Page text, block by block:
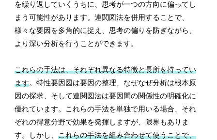
を繰り返していくうちに、思考が一つの方向に偏ってし
まう可能性があります。連関図法を併用することで、
様々な要因を多角的に捉え、思考の偏りを防ぎながら、
より深い分析を行うことができます。
これらの手法は、それぞれ異なる特徴と長所を持ってい
ます。特性要因図は要因の整理、なぜなぜ分析は根本原
因の探求、そして連関図法は要因間の関係性の明確化に
優れています。これらの手法を単独で用いる場合、それ
ぞれの得意分野で効果を発揮しますが、限界もありま
す。しかし、これらの手法を組み合わせて使うことで、